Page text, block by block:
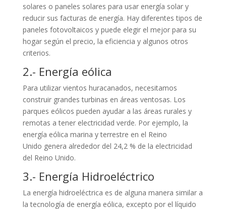
solares o paneles solares para usar energía solar y
reducir sus facturas de energía. Hay diferentes tipos de
paneles fotovoltaicos y puede elegir el mejor para su
hogar según el precio, la eficiencia y algunos otros
criterios.
2.- Energía eólica
Para utilizar vientos huracanados, necesitamos
construir grandes turbinas en áreas ventosas. Los
parques eólicos pueden ayudar a las áreas rurales y
remotas a tener electricidad verde. Por ejemplo, la
energía eólica marina y terrestre en el Reino
Unido genera alrededor del 24,2 % de la electricidad
del Reino Unido.
3.- Energía Hidroeléctrico
La energía hidroeléctrica es de alguna manera similar a
la tecnología de energía eólica, excepto por el líquido